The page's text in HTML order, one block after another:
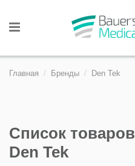
Главная Бренды Den Tek
Список
Den Tek